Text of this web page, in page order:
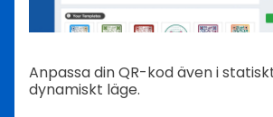
Anpassa din QR-kod även i
dynamiskt läge.